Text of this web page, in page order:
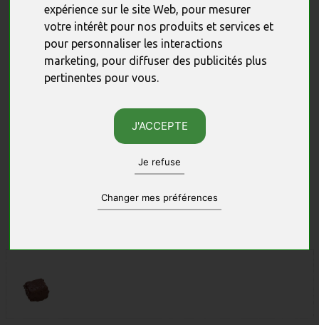
expérience sur le site Web, pour mesurer
votre intérêt pour nos produits et services et
pour personnaliser les interactions
marketing, pour diffuser des publicités plus
pertinentes pour vous.
J'ACCEPTE
Je refuse
Changer mes préférences